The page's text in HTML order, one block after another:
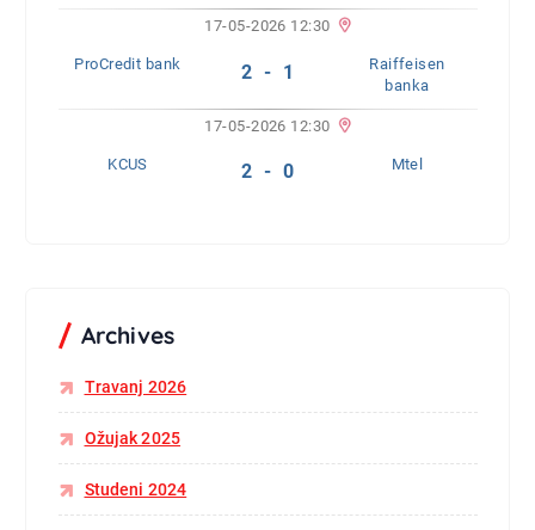
17-05-2026 12:30
ProCredit bank 2 - 1
Raiffeisen
banka
17-05-2026 12:30
KCUS 2 - 0 Mtel
Archives
Travanj 2026
Ožujak 2025
Studeni 2024